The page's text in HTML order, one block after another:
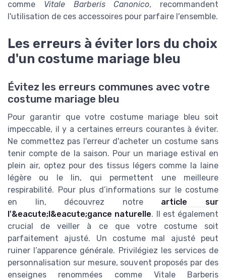
comme Vitale Barberis Canonico, recommandent
l'utilisation de ces accessoires pour parfaire l'ensemble.
Les erreurs à éviter lors du choix
d'un costume mariage bleu
Évitez les erreurs communes avec votre
costume mariage bleu
Pour garantir que votre costume mariage bleu soit
impeccable, il y a certaines erreurs courantes à éviter.
Ne commettez pas l'erreur d'acheter un costume sans
tenir compte de la saison. Pour un mariage estival en
plein air, optez pour des tissus légers comme la laine
légère ou le lin, qui permettent une meilleure
respirabilité. Pour plus d’informations sur le costume
en lin, découvrez notre article sur
l'&eacute;l&eacute;gance naturelle. Il est également
crucial de veiller à ce que votre costume soit
parfaitement ajusté. Un costume mal ajusté peut
ruiner l’apparence générale. Privilégiez les services de
personnalisation sur mesure, souvent proposés par des
enseignes renommées comme Vitale Barberis